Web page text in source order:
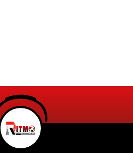
Todos los Derechos Reservados